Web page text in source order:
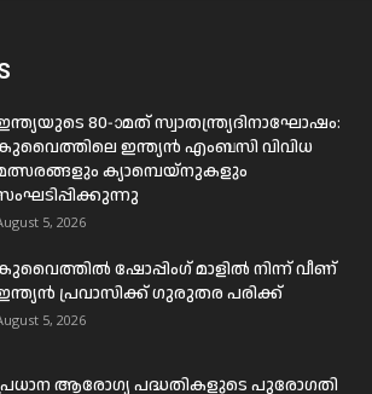
80-ാമത് സ്വാതന്ത്ര്യദിനാഘോഷം:
ഇന്ത്യൻ എംബസി വിവിധ
ക്യാമ്പെയ്‌നുകളും
5, 2026
ഷോപ്പിംഗ് മാളിൽ നിന്ന് വീണ്
പ്രവാസിക്ക് ഗുരുതര പരിക്ക്
5, 2026
ആരോഗ്യ പദ്ധതികളുടെ പുരോഗതി